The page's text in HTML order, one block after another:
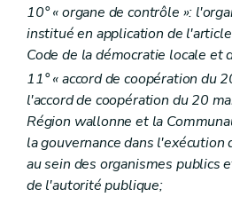
10° « organe de contrôle »:
institué en application de
Code de la démocratie locale et
11° « accord de coopération du
l'accord de coopération du 20
Région wallonne et la
la gouvernance dans l'exécution
au sein des organismes publics
de l'autorité publique;